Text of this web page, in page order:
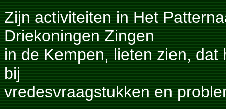
Zijn activiteiten in Het
Driekoningen Zingen
in de Kempen, lieten zien,
bij
vredesvraagstukken en